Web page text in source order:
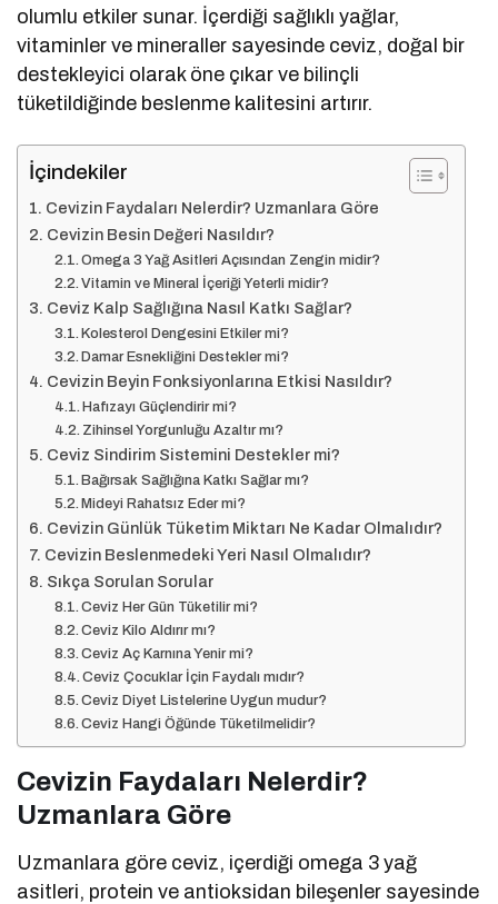
olumlu etkiler sunar. İçerdiği sağlıklı yağlar,
vitaminler ve mineraller sayesinde ceviz, doğal bir
destekleyici olarak öne çıkar ve bilinçli
tüketildiğinde beslenme kalitesini artırır.
İçindekiler
Cevizin Faydaları Nelerdir? Uzmanlara Göre
Cevizin Besin Değeri Nasıldır?
Omega 3 Yağ Asitleri Açısından Zengin midir?
Vitamin ve Mineral İçeriği Yeterli midir?
Ceviz Kalp Sağlığına Nasıl Katkı Sağlar?
Kolesterol Dengesini Etkiler mi?
Damar Esnekliğini Destekler mi?
Cevizin Beyin Fonksiyonlarına Etkisi Nasıldır?
Hafızayı Güçlendirir mi?
Zihinsel Yorgunluğu Azaltır mı?
Ceviz Sindirim Sistemini Destekler mi?
Bağırsak Sağlığına Katkı Sağlar mı?
Mideyi Rahatsız Eder mi?
Cevizin Günlük Tüketim Miktarı Ne Kadar Olmalıdır?
Cevizin Beslenmedeki Yeri Nasıl Olmalıdır?
Sıkça Sorulan Sorular
Ceviz Her Gün Tüketilir mi?
Ceviz Kilo Aldırır mı?
Ceviz Aç Karnına Yenir mi?
Ceviz Çocuklar İçin Faydalı mıdır?
Ceviz Diyet Listelerine Uygun mudur?
Ceviz Hangi Öğünde Tüketilmelidir?
Cevizin Faydaları Nelerdir?
Uzmanlara Göre
Uzmanlara göre ceviz, içerdiği omega 3 yağ
asitleri, protein ve antioksidan bileşenler sayesinde